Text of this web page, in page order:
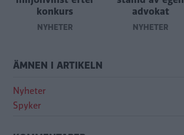
konkurs
NYHETER
advokat
NYHETER
ÄMNEN I ARTIKELN
Nyheter
Spyker